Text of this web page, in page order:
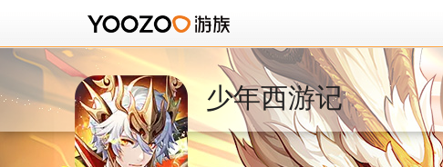
少年西游记